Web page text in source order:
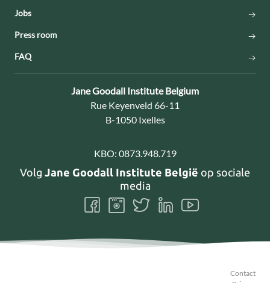
Jobs
Press room
FAQ
Contact:
Jane Goodall Institute Belgium
Adres:
Rue Keyenveld 66-11
B-1050 Ixelles
KBO: 0873.948.719
Volg Jane Goodall Institute België op sociale
media
Volg
ons
Volg
ons
Volg
ons
Volg
ons
Volg
ons
Contact